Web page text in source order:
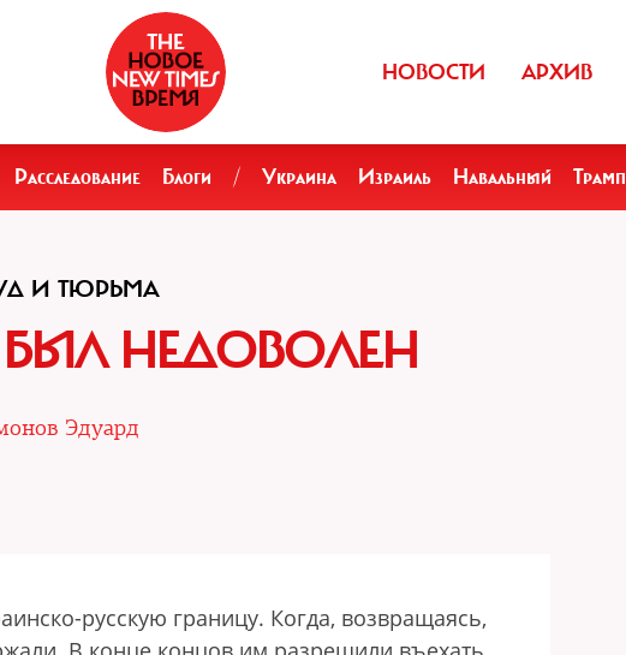
НОВОСТИ АРХИВ
Расследование Блоги / Украина Израиль Навальный Трамп
И ТЮРЬМА
НЕДОВОЛЕН
Эдуард
русскую границу. Когда, возвращаясь,